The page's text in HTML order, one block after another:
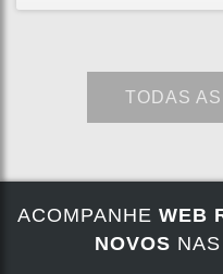
TODAS
ACOMPANHE WEB
NOVOS